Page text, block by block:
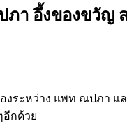
ภา อึ้งของขวัญ
งระหว่าง แพท ณปภา
กด้วย